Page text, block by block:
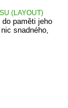
(LAYOUT)
paměti jeho
snadného,